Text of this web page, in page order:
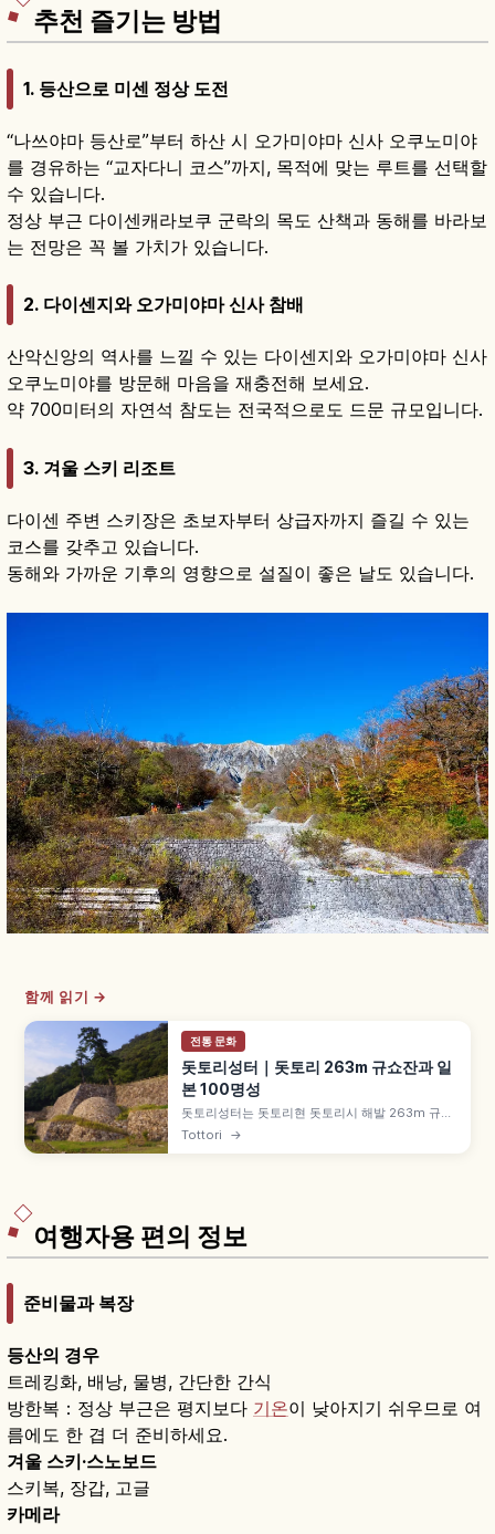
추천 즐기는 방법
1. 등산으로 미센 정상 도전
“나쓰야마 등산로”부터 하산 시 오가미야마 신사 오쿠노미야
를 경유하는 “교자다니 코스”까지, 목적에 맞는 루트를 선택할
수 있습니다.
정상 부근 다이센캐라보쿠 군락의 목도 산책과 동해를 바라보
는 전망은 꼭 볼 가치가 있습니다.
2. 다이센지와 오가미야마 신사 참배
산악신앙의 역사를 느낄 수 있는 다이센지와 오가미야마 신사
오쿠노미야를 방문해 마음을 재충전해 보세요.
약 700미터의 자연석 참도는 전국적으로도 드문 규모입니다.
3. 겨울 스키 리조트
다이센 주변 스키장은 초보자부터 상급자까지 즐길 수 있는
코스를 갖추고 있습니다.
동해와 가까운 기후의 영향으로 설질이 좋은 날도 있습니다.
함께 읽기 →
전통 문화
돗토리성터｜돗토리 263m 규쇼잔과 일
본 100명성
돗토리성터는 돗토리현 돗토리시 해발 263m 규쇼
잔의 산성 유적으로, 전국시대 야마나 가문의 거성
Tottori →
여행자용 편의 정보
준비물과 복장
등산의 경우
트레킹화, 배낭, 물병, 간단한 간식
방한복：정상 부근은 평지보다 기온이 낮아지기 쉬우므로 여
름에도 한 겹 더 준비하세요.
겨울 스키·스노보드
스키복, 장갑, 고글
카메라